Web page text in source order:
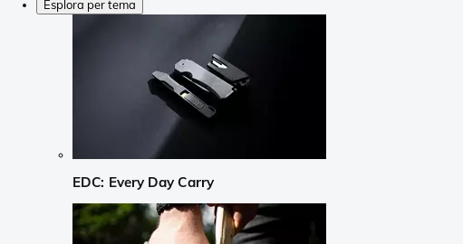
Esplora per tema
EDC: Every Day Carry